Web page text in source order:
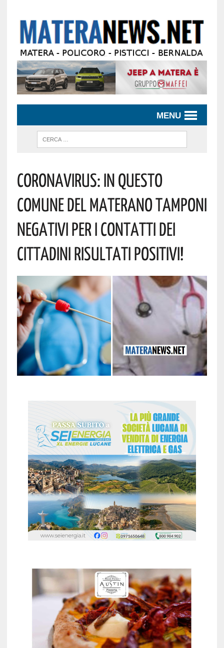
MENU
Coronavirus: In Questo
Comune Del Materano Tamponi
Negativi Per I Contatti Dei
Cittadini Risultati Positivi!